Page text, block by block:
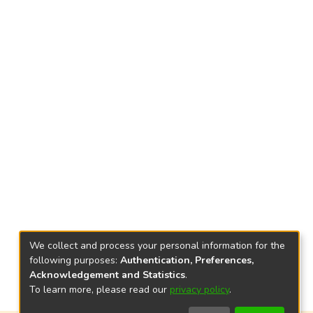
We collect and process your personal information for the
following purposes: Authentication, Preferences,
Acknowledgement and Statistics.
To learn more, please read our privacy policy.